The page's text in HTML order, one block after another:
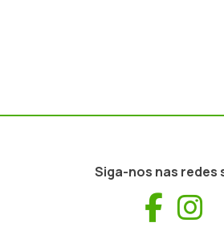
Siga-nos nas redes